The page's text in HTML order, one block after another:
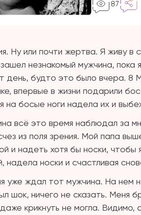
87
Ну или почти жертва. Я живу в
незнакомый мужчина, пока
день, будто это было вчера. 8
впервые в жизни подарили
на босые ноги надела их и
всё это время наблюдал за
из поля зрения. Мой папа
и надеть хотя бы носки, чтобы
носки и счастливая
уже ждал тот мужчина. На нем
шок, ничего не сказать. Меня
крикнуть не могла.